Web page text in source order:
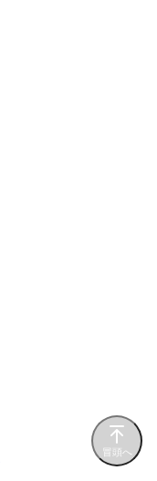
冒頭へ